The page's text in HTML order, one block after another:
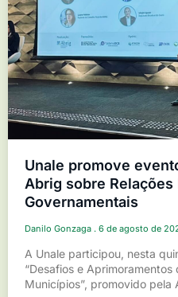
Unale promove
Abrig sobre
Governamentais
Danilo Gonzaga 6 de agosto de
A Unale participou, nesta
“Desafios e Aprimoramentos
Municípios”, promovido pela